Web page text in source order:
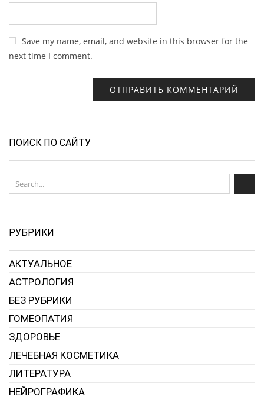
Save my name, email, and website in this browser for the
next time I comment.
ПОИСК ПО САЙТУ
РУБРИКИ
АКТУАЛЬНОЕ
АСТРОЛОГИЯ
БЕЗ РУБРИКИ
ГОМЕОПАТИЯ
ЗДОРОВЬЕ
ЛЕЧЕБНАЯ КОСМЕТИКА
ЛИТЕРАТУРА
НЕЙРОГРАФИКА